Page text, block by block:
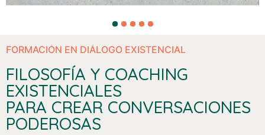
4 5
FORMACIÓN EN DIÁLOGO EXISTENCIAL
FILOSOFÍA Y COACHING
EXISTENCIALES
PARA CREAR CONVERSACIONES
PODEROSAS